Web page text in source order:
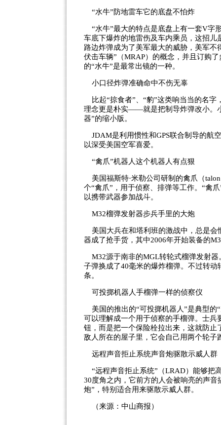
“水牛”防地雷车它的底盘不怕炸
“水牛”最大的特点是底盘上有一套V字
车底下爆炸的地雷伤及车内乘员，这招
路边炸弹成为了美军最大的威胁，美军
伏击车辆”（MRAP）的概念，并且订购
的“水牛”是最常出镜的一种。
小口径炸弹准确命中不伤无辜
比起“掠食者”、“豹”这类响当当的名字
理念更是朴实——就是把制导炸弹改小。
器”的缩小版。
JDAM是利用惯性和GPS联合制导的航
以深受美国空军喜爱。
“禽爪”机器人这个机器人有点狠
美国福斯特·米勒公司研制的禽爪（
个“禽爪”，用于侦察、排弹等工作。“禽
以携带武器参加战斗。
M32榴弹发射器步兵手里的大炮
美国大兵在和塔利班的激战中，总是会
器成了抢手货，其中2006年开始装备的
M32源于南非的MGL转轮式榴弹发射器
子弹换成了40毫米的爆炸榴弹。不过转
条。
可投掷机器人手榴弹一样的侦察仪
美国的推出的“可投掷机器人”是典型的
可以理解成一个用于侦察的手榴弹。士兵
钮，而是把一个保险栓拉出来，这就防
敌人所在的屋子里，它会自己用两个轮
远程声音拒止系统声音炮驱散示威人群
“远程声音拒止系统”（LRAD）能够把
30度角之内，它前方的人会被响亮的声
炮”，特别适合用来驱散示威人群。
（来源：中山商报）